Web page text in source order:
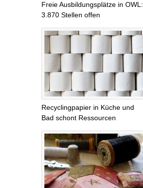
Freie Ausbildungsplätze in OWL:
3.870 Stellen offen
Recyclingpapier in Küche und
Bad schont Ressourcen